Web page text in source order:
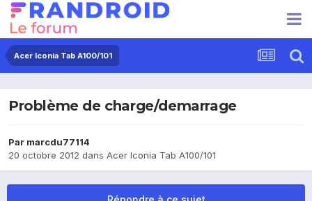
Acer Iconia Tab A100/101
Problème de charge/demarrage
Par marcdu77114
20 octobre 2012 dans Acer Iconia Tab A100/101